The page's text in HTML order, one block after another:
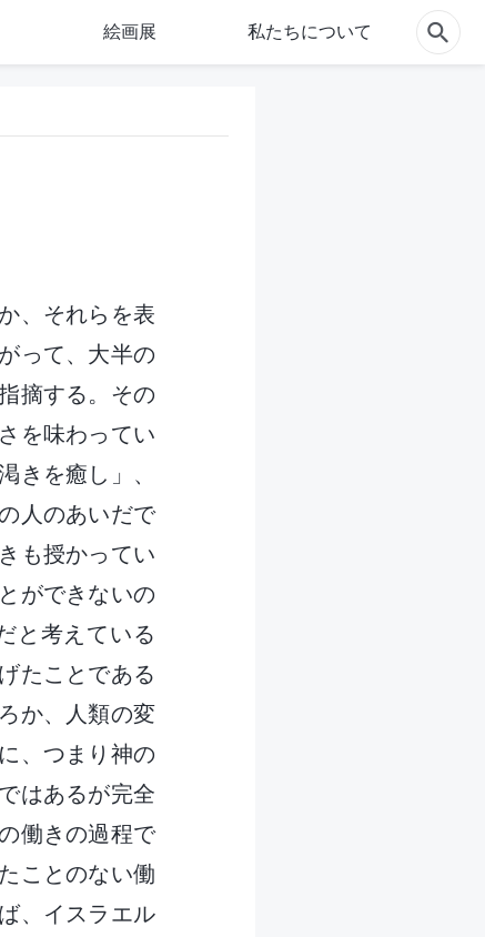
絵画展 私たちについて
、それらを表
って、大半の
摘する。その
を味わってい
きを癒し」、
人のあいだで
も授かってい
ができないの
と考えている
たことである
か、人類の変
、つまり神の
はあるが完全
働きの過程で
ことのない働
、イスラエル